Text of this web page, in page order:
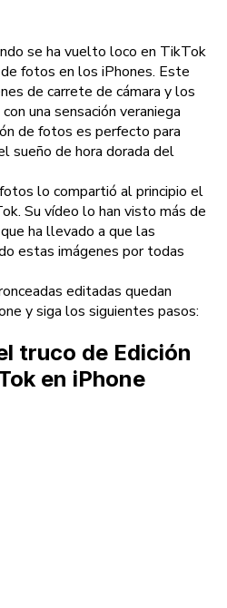
se ha vuelto loco en TikTok
fotos en los iPhones. Este
de carrete de cámara y los
una sensación veraniega
de fotos es perfecto para
sueño de hora dorada del
lo compartió al principio el
Su vídeo lo han visto más de
ha llevado a que las
estas imágenes por todas
editadas quedan
y siga los siguientes pasos:
truco de Edición
en iPhone